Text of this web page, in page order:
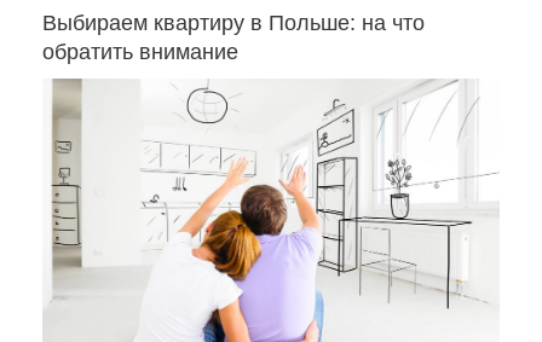
Выбираем квартиру в Польше: на что
обратить внимание